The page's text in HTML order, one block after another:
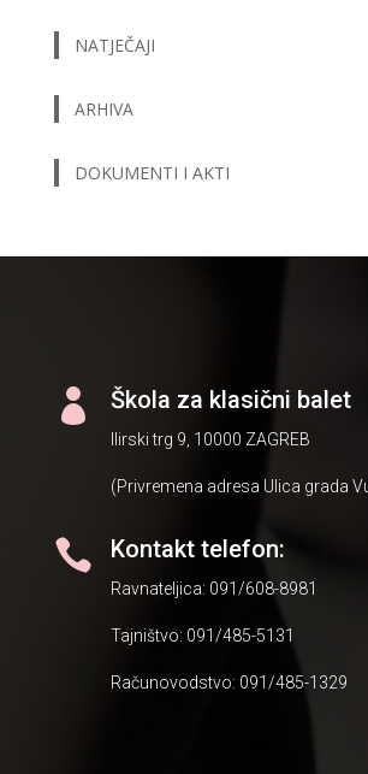
NATJEČAJI
ARHIVA
DOKUMENTI I AKTI
 Škola za klasični balet
Ilirski trg 9, 10000 ZAGREB
(Privremena adresa Ulica grada
 Kontakt telefon:
Ravnateljica: 091/608-8981
Tajništvo: 091/485-5131
Računovodstvo: 091/485-1329